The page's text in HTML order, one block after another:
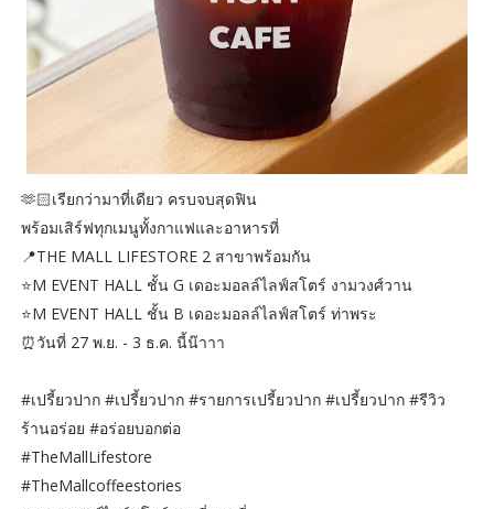
🫶🏻เรียกว่ามาที่เดียว ครบจบสุดฟิน
พร้อมเสิร์ฟทุกเมนูทั้งกาแฟและอาหารที่
📍THE MALL LIFESTORE 2 สาขาพร้อมกัน
⭐️M EVENT HALL ชั้น G เดอะมอลล์ไลฟ์สโตร์ งามวงศ์วาน
⭐️M EVENT HALL ชั้น B เดอะมอลล์ไลฟ์สโตร์ ท่าพระ
⏰วันที่ 27 พ.ย. - 3 ธ.ค. นี้น๊าาา
#เปรี้ยวปาก #เปรี้ยวปาก #รายการเปรี้ยวปาก #เปรี้ยวปาก #รีวิว
ร้านอร่อย #อร่อยบอกต่อ
#TheMallLifestore
#TheMallcoffeestories